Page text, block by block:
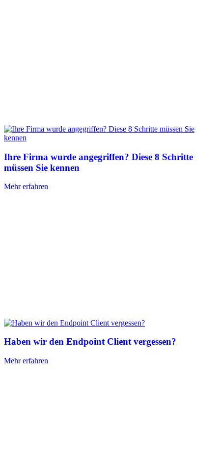
Ihre Firma wurde angegriffen? Diese 8 Schritte
müssen Sie kennen
Mehr erfahren
Haben wir den Endpoint Client vergessen?
Mehr erfahren